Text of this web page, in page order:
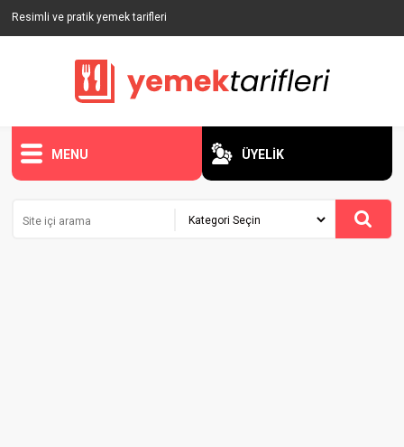
Resimli ve pratik yemek tarifleri
MENU ÜYELİK